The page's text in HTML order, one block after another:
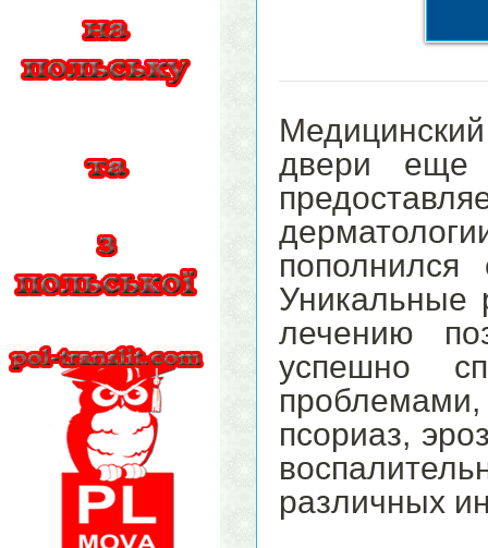
двери
Уникальные
лечению
успешно
псориаз,
различных